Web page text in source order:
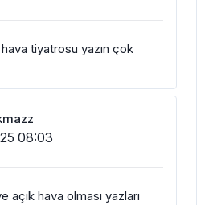
tiyatrosu yazın çok
08:03
açık hava olması yazları